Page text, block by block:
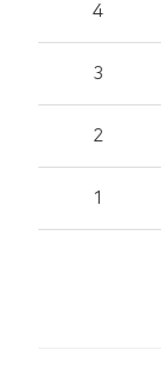
4
3
2
1